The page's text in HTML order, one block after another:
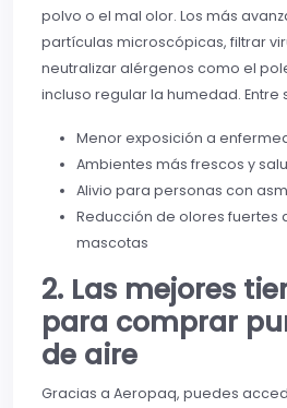
polvo o el mal olor. Los más
partículas microscópicas, filtrar
neutralizar alérgenos como el
incluso regular la humedad. Entre
Menor exposición a
Ambientes más frescos y
Alivio para personas con
Reducción de olores fuertes
mascotas
2. Las mejores
para comprar
de aire
Gracias a Aeropaq, puedes